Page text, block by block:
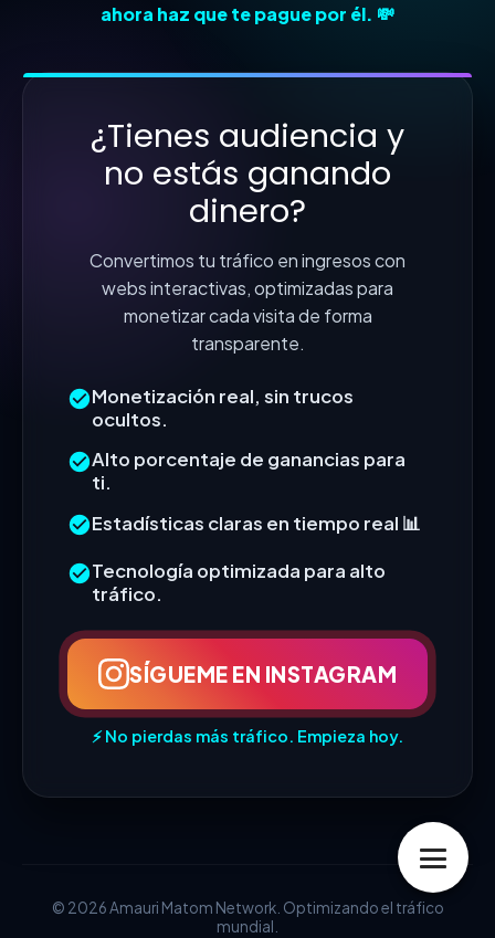
ahora haz que te pague por él. 💸
¿Tienes audiencia y
no estás ganando
dinero?
Convertimos tu tráfico en ingresos con
webs interactivas, optimizadas para
monetizar cada visita de forma
transparente.
Monetización real, sin trucos
ocultos.
Alto porcentaje de ganancias para
ti.
Estadísticas claras en tiempo real 📊
Tecnología optimizada para alto
tráfico.
SÍGUEME EN INSTAGRAM
⚡ No pierdas más tráfico. Empieza hoy.
© 2026 Amauri Matom Network. Optimizando el tráfico
mundial.